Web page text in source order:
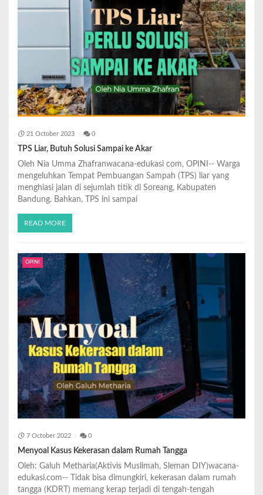
21 October 2023 0
TPS Liar, Butuh Solusi Sampai ke Akar
Oleh Nia Umma Zhafranwacana-edukasi com, OPINI-- Warga
mengeluhkan Tempat Pembuangan Sampah (TPS) liar yang
menghiasi jalan di sejumlah titik di Soreang, Kabupaten
Bandung. Bahkan, TPS ini sampai
READ MORE
OPINI
7 October 2022 0
Menyoal Kasus Kekerasan dalam Rumah Tangga
Oleh: Galuh Metharia(Aktivis Muslimah, Sleman DIY)wacana-
edukasi.com-- Tidak bisa dimungkiri, kekerasan dalam rumah
tangga (KDRT) memang kerap terjadi di tengah-tengah